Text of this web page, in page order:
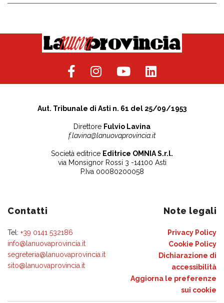
Aut. Tribunale di Asti n. 61 del 25/09/1953
Direttore Fulvio Lavina
f.lavina@lanuovaprovincia.it
Società editrice Editrice OMNIA S.r.l.
via Monsignor Rossi 3 -14100 Asti
P.Iva 00080200058
Contatti
Tel: +39 0141 532186
info@lanuovaprovincia.it
segreteria@lanuovaprovincia.it
sito@lanuovaprovincia.it
Note legali
Privacy Policy
Cookie Policy
Dichiarazione di
accessibilità
Aggiorna le preferenze
sui cookie